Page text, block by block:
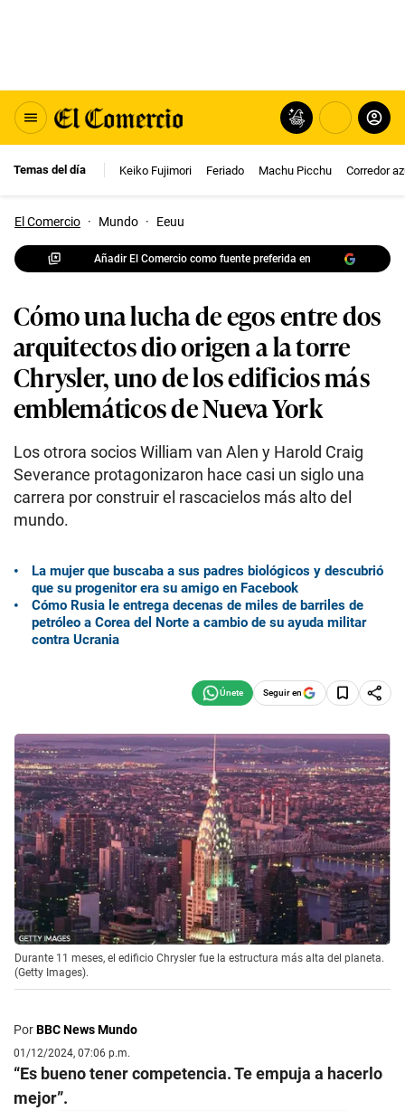
Temas del día Keiko Fujimori Feriado Machu Picchu Corredor
El Comercio · Mundo · Eeuu
Añadir El Comercio como fuente preferida en
Cómo una lucha de egos entre dos
arquitectos dio origen a la torre
Chrysler, uno de los edificios más
emblemáticos de Nueva York
Los otrora socios William van Alen y Harold Craig
Severance protagonizaron hace casi un siglo una
carrera por construir el rascacielos más alto del
mundo.
La mujer que buscaba a sus padres biológicos y descubrió
que su progenitor era su amigo en Facebook
Cómo Rusia le entrega decenas de miles de barriles de
petróleo a Corea del Norte a cambio de su ayuda militar
contra Ucrania
Seguir en
Durante 11 meses, el edificio Chrysler fue la estructura más alta del planeta.
(Getty Images).
PorBBC News Mundo
01/12/2024, 07:06 p.m.
“Es bueno tener competencia. Te empuja a hacerlo
mejor”.